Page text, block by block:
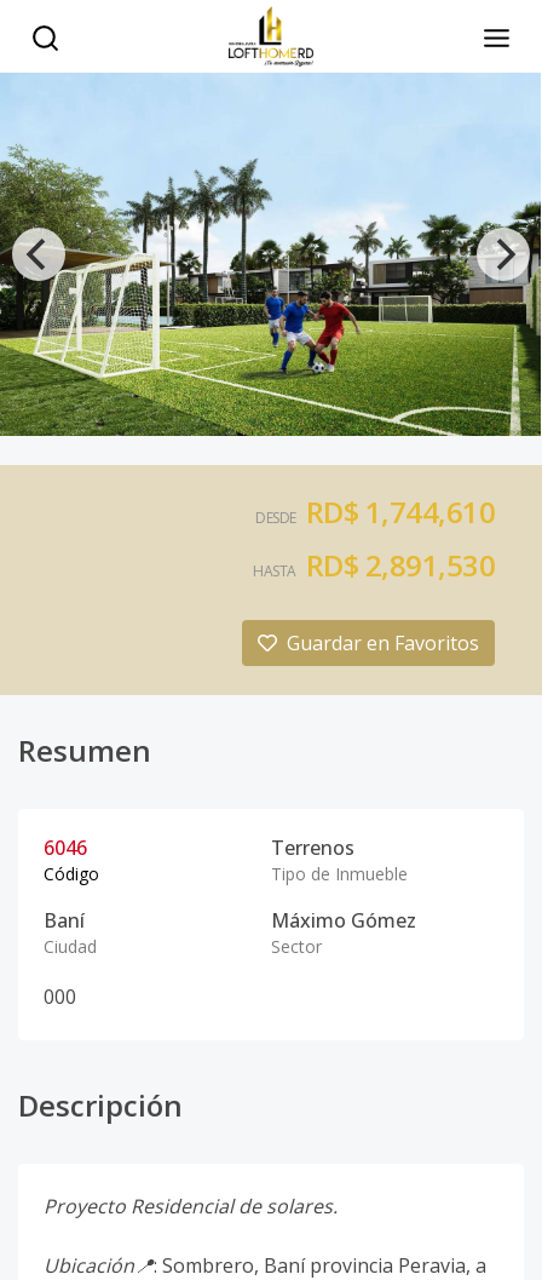
DESDE RD$ 1,744,610
HASTA RD$ 2,891,530
Guardar en Favoritos
Resumen
6046
Código
Terrenos
Tipo de Inmueble
Baní
Ciudad
Máximo Gómez
Sector
000
Descripción
Proyecto Residencial de solares.
Ubicación📍: Sombrero, Baní provincia Peravia, a